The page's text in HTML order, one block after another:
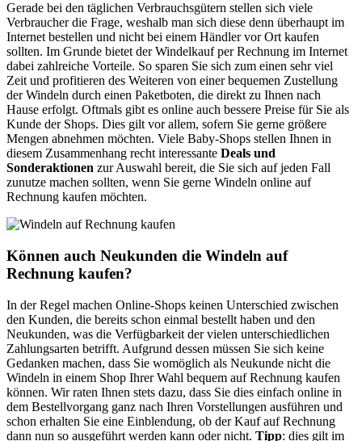
Gerade bei den täglichen Verbrauchsgütern stellen sich viele
Verbraucher die Frage, weshalb man sich diese denn überhaupt im
Internet bestellen und nicht bei einem Händler vor Ort kaufen
sollten. Im Grunde bietet der Windelkauf per Rechnung im Internet
dabei zahlreiche Vorteile. So sparen Sie sich zum einen sehr viel
Zeit und profitieren des Weiteren von einer bequemen Zustellung
der Windeln durch einen Paketboten, die direkt zu Ihnen nach
Hause erfolgt. Oftmals gibt es online auch bessere Preise für Sie als
Kunde der Shops. Dies gilt vor allem, sofern Sie gerne größere
Mengen abnehmen möchten. Viele Baby-Shops stellen Ihnen in
diesem Zusammenhang recht interessante Deals und
Sonderaktionen zur Auswahl bereit, die Sie sich auf jeden Fall
zunutze machen sollten, wenn Sie gerne Windeln online auf
Rechnung kaufen möchten.
Können auch Neukunden die Windeln auf
Rechnung kaufen?
In der Regel machen Online-Shops keinen Unterschied zwischen
den Kunden, die bereits schon einmal bestellt haben und den
Neukunden, was die Verfügbarkeit der vielen unterschiedlichen
Zahlungsarten betrifft. Aufgrund dessen müssen Sie sich keine
Gedanken machen, dass Sie womöglich als Neukunde nicht die
Windeln in einem Shop Ihrer Wahl bequem auf Rechnung kaufen
können. Wir raten Ihnen stets dazu, dass Sie dies einfach online in
dem Bestellvorgang ganz nach Ihren Vorstellungen ausführen und
schon erhalten Sie eine Einblendung, ob der Kauf auf Rechnung
dann nun so ausgeführt werden kann oder nicht. Tipp: dies gilt im